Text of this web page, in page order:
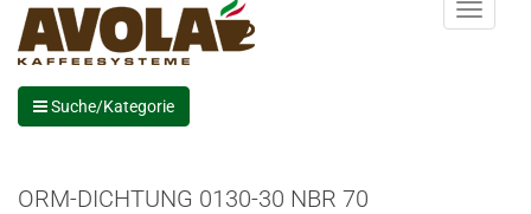
Menu
Suche/Kategorie
ORM-DICHTUNG 0130-30 NBR 70